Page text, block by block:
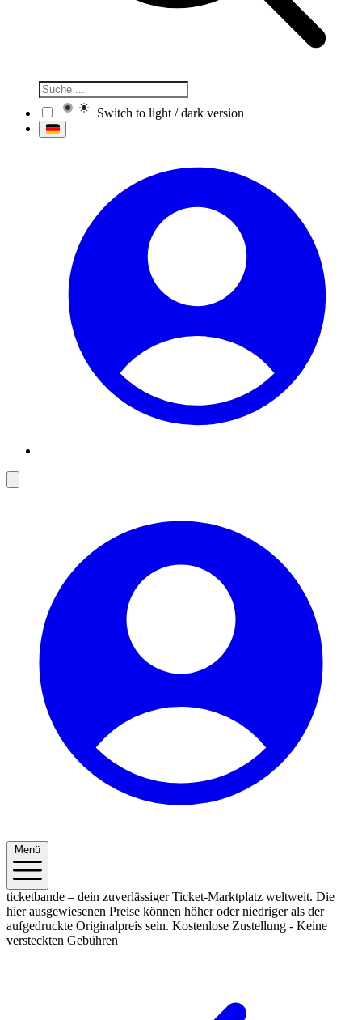
Switch to light / dark version
Menü
ticketbande – dein zuverlässiger Ticket-Marktplatz weltweit. Die
hier ausgewiesenen Preise können höher oder niedriger als der
aufgedruckte Originalpreis sein. Kostenlose Zustellung - Keine
versteckten Gebühren